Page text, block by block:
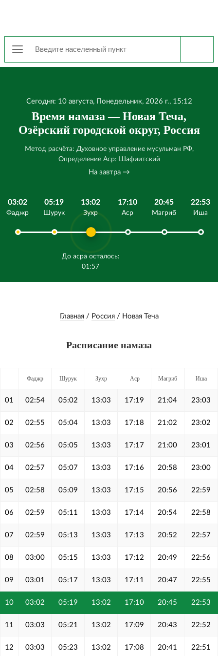
Сегодня: 10 августа, Понедельник, 2026 г., 15:12
Время намаза — Новая Теча,
Озёрский городской округ, Россия
Метод расчёта: Духовное управление мусульман РФ,
Определение Аср: Шафиитский
На завтра →
03:02
Фаджр
05:19
Шурук
13:02
Зухр
До асра осталось:
01:57
17:10
Аср
20:45
Магриб
22:53
Иша
Главная/ Россия/ Новая Теча
Расписание намаза
Фаджр Шурук Зухр Аср Магриб Иша
01 02:54 05:02 13:03 17:19 21:04 23:03
02 02:55 05:04 13:03 17:18 21:02 23:02
03 02:56 05:05 13:03 17:17 21:00 23:01
04 02:57 05:07 13:03 17:16 20:58 23:00
05 02:58 05:09 13:03 17:15 20:56 22:59
06 02:59 05:11 13:03 17:14 20:54 22:58
07 02:59 05:13 13:03 17:13 20:52 22:57
08 03:00 05:15 13:03 17:12 20:49 22:56
09 03:01 05:17 13:03 17:11 20:47 22:55
10 03:02 05:19 13:02 17:10 20:45 22:53
11 03:03 05:21 13:02 17:09 20:43 22:52
12 03:03 05:23 13:02 17:08 20:41 22:51